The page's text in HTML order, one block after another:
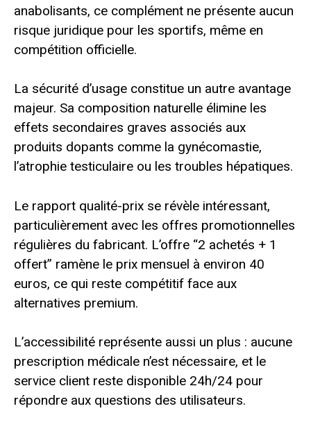
anabolisants, ce complément ne présente aucun
risque juridique pour les sportifs, même en
compétition officielle.
La sécurité d’usage constitue un autre avantage
majeur. Sa composition naturelle élimine les
effets secondaires graves associés aux
produits dopants comme la gynécomastie,
l’atrophie testiculaire ou les troubles hépatiques.
Le rapport qualité-prix se révèle intéressant,
particulièrement avec les offres promotionnelles
régulières du fabricant. L’offre “2 achetés + 1
offert” ramène le prix mensuel à environ 40
euros, ce qui reste compétitif face aux
alternatives premium.
L’accessibilité représente aussi un plus : aucune
prescription médicale n’est nécessaire, et le
service client reste disponible 24h/24 pour
répondre aux questions des utilisateurs.